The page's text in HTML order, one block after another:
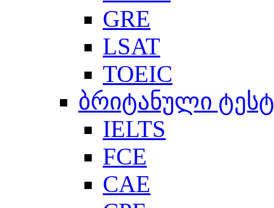
GRE
LSAT
TOEIC
ბრიტანული
IELTS
FCE
CAE